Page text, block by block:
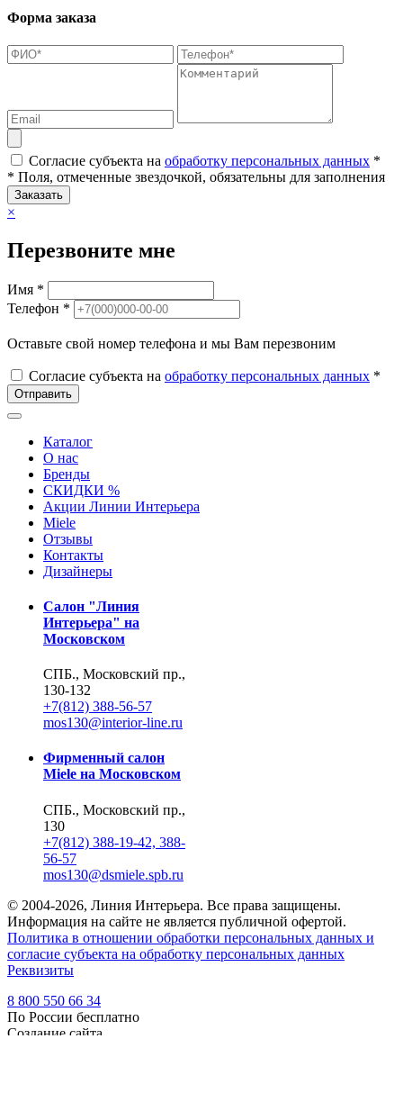
Форма заказа
Согласие субъекта на обработку персональных данных *
* Поля, отмеченные звездочкой, обязательны для заполнения
Заказать
×
Перезвоните мне
Имя *
Телефон *
Оставьте свой номер телефона и мы Вам перезвоним
Согласие субъекта на обработку персональных данных *
Отправить
Каталог
О нас
Бренды
СКИДКИ %
Акции Линии Интерьера
Miele
Отзывы
Контакты
Дизайнеры
Салон "Линия
Интерьера" на
Московском
СПБ., Московский пр.,
130-132
+7(812) 388-56-57
mos130@interior-line.ru
Фирменный салон
Miele на Московском
СПБ., Московский пр.,
130
+7(812) 388-19-42, 388-
56-57
mos130@dsmiele.spb.ru
© 2004-2026, Линия Интерьера. Все права защищены.
Информация на сайте не является публичной офертой.
Политика в отношении обработки персональных данных и
согласие субъекта на обработку персональных данных
Реквизиты
8 800 550 66 34
По России бесплатно
Создание сайта